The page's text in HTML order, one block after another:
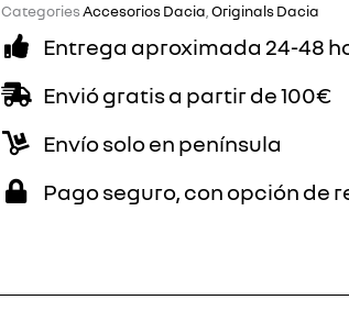
CategoriesAccesorios Dacia Originals Dacia
Entrega aproximada 24-48
Envió gratis a partir de 100€
Envío solo en península
Pago seguro, con opción de